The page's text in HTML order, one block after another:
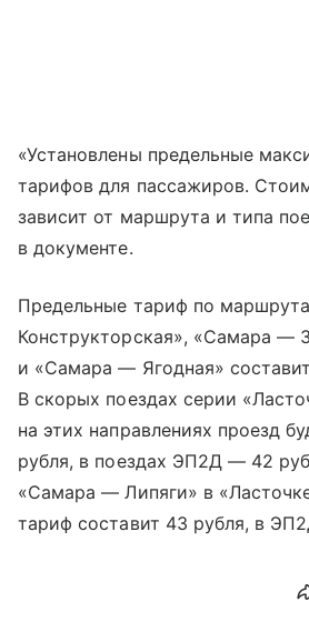
«Установлены предельные
тарифов для пассажиров.
зависит от маршрута и типа
в документе.
Предельные тариф по
Конструкторская», «Самара —
и «Самара — Ягодная»
В скорых поездах серии
на этих направлениях проезд
рубля, в поездах ЭП2Д — 42
«Самара — Липяги» в
тариф составит 43 рубля, в